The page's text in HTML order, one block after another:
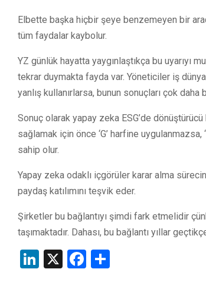
Elbette başka hiçbir şeye benzemeyen bir
tüm faydalar kaybolur.
YZ günlük hayatta yaygınlaştıkça bu
tekrar duymakta fayda var. Yöneticiler iş
yanlış kullanırlarsa, bunun sonuçları çok daha
Sonuç olarak yapay zeka ESG’de
sağlamak için önce ‘G’ harfine
sahip olur.
Yapay zeka odaklı içgörüler karar alma
paydaş katılımını teşvik eder.
Şirketler bu bağlantıyı şimdi fark etmelidir
taşımaktadır. Dahası, bu bağlantı yıllar
LinkedIn
X Facebook